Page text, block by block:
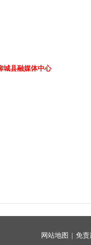
县融媒体中心
网站地图 免责